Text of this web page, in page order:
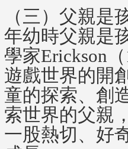
（三）父親是
年幼時父親是
學家Erickson
遊戲世界的開
童的探索、創
索世界的父親
一股熱切、好